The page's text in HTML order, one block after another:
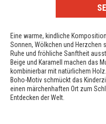
Eine warme, kindliche
Sonnen, Wölkchen und Herzchen
Ruhe und fröhliche Sanftheit
Beige und Karamell machen das
kombinierbar mit natürlichem
Boho-Motiv schmückt das
einen märchenhaften Ort zum
Entdecken der Welt.